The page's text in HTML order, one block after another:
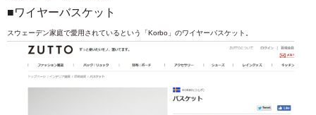
■ワイヤーバスケット
スウェーデン家庭で愛用されているという「Korbo」のワイヤーバスケット。